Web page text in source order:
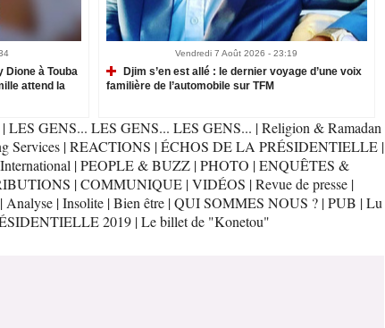
Dione à Touba
attend la
Vendredi 7 Août 2026 - 23:19
Djim s’en est allé : le dernier voyage d’une voix
familière de l’automobile sur TFM
|LES GENS... LES GENS... LES GENS... |Religion & Ramadan
Services |REACTIONS |ÉCHOS DE LA PRÉSIDENTIELLE |
International |PEOPLE & BUZZ |PHOTO |ENQUÊTES &
|COMMUNIQUE |VIDÉOS |Revue de presse |
|Analyse |Insolite |Bien être |QUI SOMMES NOUS ? |PUB |Lu
2019 |Le billet de "Konetou"